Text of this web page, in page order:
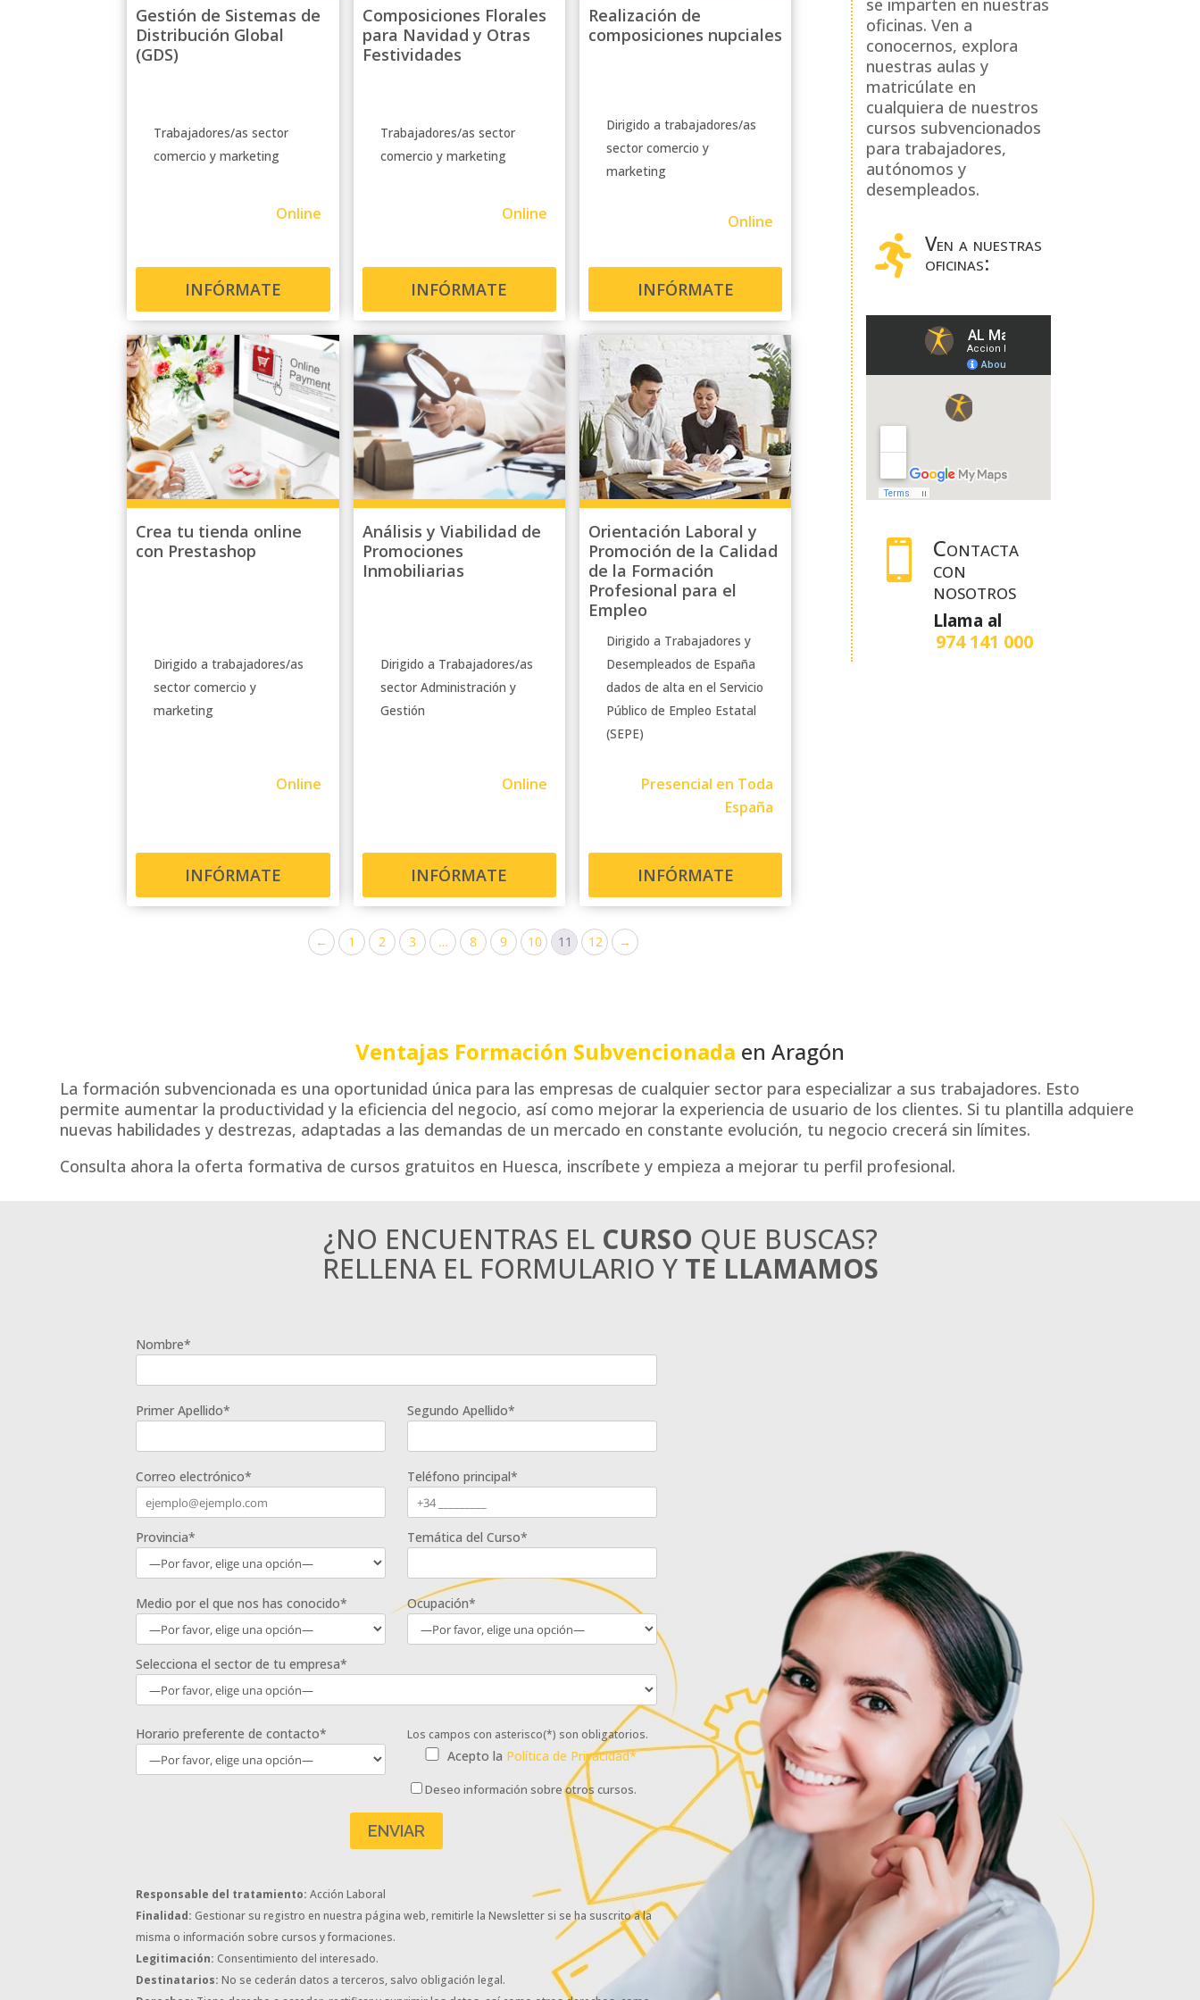
Gestión de Sistemas de
Distribución Global
(GDS)
Trabajadores/as sector
comercio y marketing
Online
INFÓRMATE
Composiciones Florales
para Navidad y Otras
Festividades
Trabajadores/as sector
comercio y marketing
Online
INFÓRMATE
Realización de
composiciones nupciales
Dirigido a trabajadores/as
sector comercio y
marketing
Online
INFÓRMATE
Crea tu tienda online
con Prestashop
Dirigido a trabajadores/as
sector comercio y
marketing
Online
INFÓRMATE
Análisis y Viabilidad de
Promociones
Inmobiliarias
Dirigido a Trabajadores/as
sector Administración y
Gestión
Online
INFÓRMATE
Orientación Laboral y
Promoción de la Calidad
de la Formación
Profesional para el
Empleo
Dirigido a Trabajadores y
Desempleados de España
dados de alta en el Servicio
Público de Empleo Estatal
(SEPE)
Presencial en Toda
España
INFÓRMATE
← 1 2 3 … 8 9 10 11 12 →
se imparten en nuestras
oficinas. Ven a
conocernos, explora
nuestras aulas y
matricúlate en
cualquiera de nuestros
cursos subvencionados
para trabajadores,
autónomos y
desempleados.
 Ven a nuestras
oficinas:
 Contacta
con
nosotros
Llama al
974 141 000
Ventajas Formación Subvencionada en Aragón
La formación subvencionada es una oportunidad única para las empresas de cualquier sector para especializar a sus trabajadores. Esto
permite aumentar la productividad y la eficiencia del negocio, así como mejorar la experiencia de usuario de los clientes. Si tu plantilla adquiere
nuevas habilidades y destrezas, adaptadas a las demandas de un mercado en constante evolución, tu negocio crecerá sin límites.
Consulta ahora la oferta formativa de cursos gratuitos en Huesca, inscríbete y empieza a mejorar tu perfil profesional.
¿NO ENCUENTRAS EL CURSO QUE BUSCAS?
RELLENA EL FORMULARIO Y TE LLAMAMOS
Nombre*
Primer Apellido* Segundo Apellido*
Correo electrónico* Teléfono principal*
Provincia* Temática del Curso*
Medio por el que nos has conocido* Ocupación*
Selecciona el sector de tu empresa*
Horario preferente de contacto* Los campos con asterisco(*) son obligatorios.
Acepto la Política de Privacidad*
Deseo información sobre otros cursos.
Responsable del tratamiento: Acción Laboral
Finalidad: Gestionar su registro en nuestra página web, remitirle la Newsletter si se ha suscrito a la
misma o información sobre cursos y formaciones.
Legitimación: Consentimiento del interesado.
Destinatarios: No se cederán datos a terceros, salvo obligación legal.